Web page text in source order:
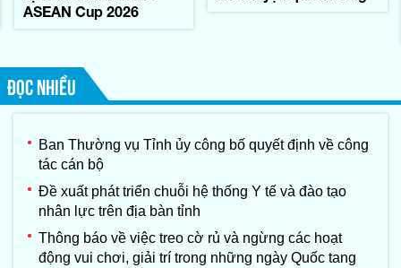
ASEAN Cup 2026
ĐỌC NHIỀU
Ban Thường vụ Tỉnh ủy công bố quyết định về công
tác cán bộ
Đề xuất phát triển chuỗi hệ thống Y tế và đào tạo
nhân lực trên địa bàn tỉnh
Thông báo về việc treo cờ rủ và ngừng các hoạt
động vui chơi, giải trí trong những ngày Quốc tang